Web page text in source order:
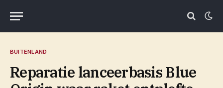
BUITENLAND
Reparatie lanceerbasis Blue